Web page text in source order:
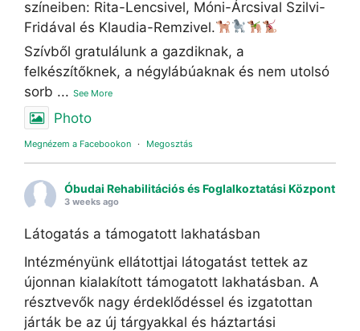
színeiben: Rita-Lencsivel, Móni-Árcsival Szilvi-
Fridával és Klaudia-Remzivel.
Szívből gratulálunk a gazdiknak, a
felkészítőknek, a négylábúaknak és nem utolsó
sorb ... See More
Photo
Megnézem a Facebookon · Megosztás
Óbudai Rehabilitációs és Foglalkoztatási Központ
3 weeks ago
Látogatás a támogatott lakhatásban
Intézményünk ellátottjai látogatást tettek az
újonnan kialakított támogatott lakhatásban. A
résztvevők nagy érdeklődéssel és izgatottan
járták be az új tárgyakkal és háztartási